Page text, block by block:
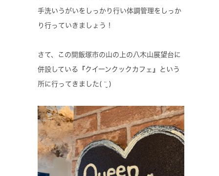
手洗いうがいをしっかり行い体調管理をしっか
り行っていきましょう！
さて、この間飯塚市の山の上の八木山展望台に
併設している『クイーンクックカフェ』という
所に行ってきました( ¨̮ )